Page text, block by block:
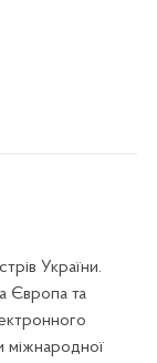
України.
Європа та
міжнародної